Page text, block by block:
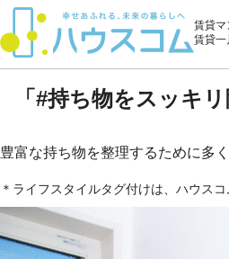
賃貸マ
賃貸一
「#持ち物をスッキ
豊富な持ち物を整理するために多
＊ライフスタイルタグ付けは、ハウス